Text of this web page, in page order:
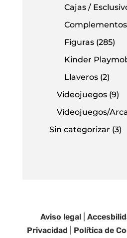
Cajas /
Complementos
Figuras (285)
Kinder
Llaveros (2)
Videojuegos (9)
Videojuegos/
Sin categorizar (3)
Aviso legal |
Privacidad
Política de